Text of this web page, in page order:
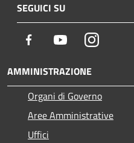
SEGUICI SU
Facebook YoutubeInstagram
AMMINISTRAZIONE
Organi di Governo
Aree Amministrative
Uffici